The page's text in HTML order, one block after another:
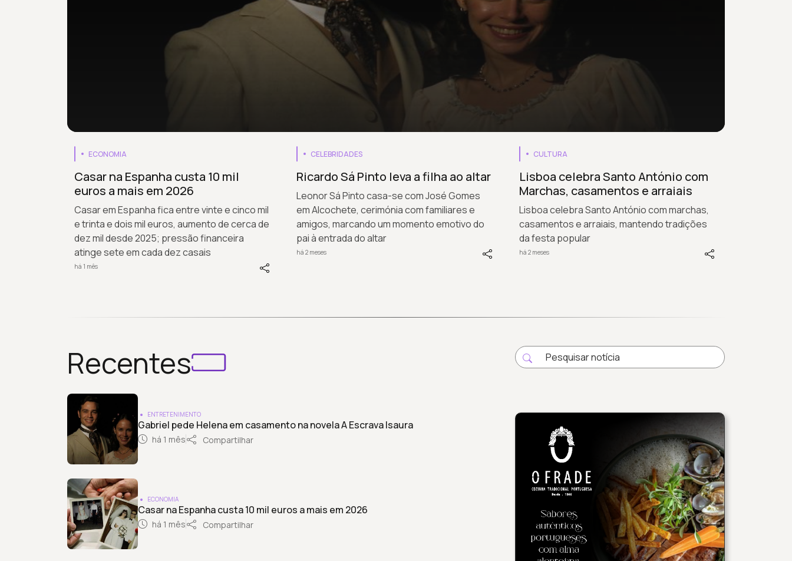
ECONOMIA
Casar na Espanha custa 10 mil
euros a mais em 2026
Casar em Espanha fica entre vinte e cinco mil
e trinta e dois mil euros, aumento de cerca de
dez mil desde 2025; pressão financeira
atinge sete em cada dez casais
há 1 mês
CELEBRIDADES
Ricardo Sá Pinto leva a filha ao altar
Leonor Sá Pinto casa-se com José Gomes
em Alcochete, cerimónia com familiares e
amigos, marcando um momento emotivo do
pai à entrada do altar
há 2 meses
CULTURA
Lisboa celebra Santo António com
Marchas, casamentos e arraiais
Lisboa celebra Santo António com marchas,
casamentos e arraiais, mantendo tradições
da festa popular
há 2 meses
Recentes
ENTRETENIMENTO
Gabriel pede Helena em casamento na novela A Escrava Isaura
há 1 mês Compartilhar
ECONOMIA
Casar na Espanha custa 10 mil euros a mais em 2026
há 1 mês Compartilhar